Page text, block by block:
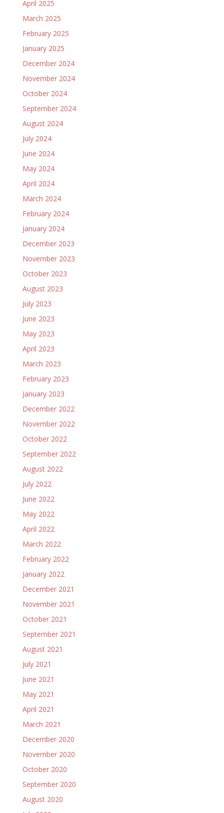
April 2025
March 2025
February 2025
January 2025
December 2024
November 2024
October 2024
September 2024
August 2024
July 2024
June 2024
May 2024
April 2024
March 2024
February 2024
January 2024
December 2023
November 2023
October 2023
August 2023
July 2023
June 2023
May 2023
April 2023
March 2023
February 2023
January 2023
December 2022
November 2022
October 2022
September 2022
August 2022
July 2022
June 2022
May 2022
April 2022
March 2022
February 2022
January 2022
December 2021
November 2021
October 2021
September 2021
August 2021
July 2021
June 2021
May 2021
April 2021
March 2021
December 2020
November 2020
October 2020
September 2020
August 2020